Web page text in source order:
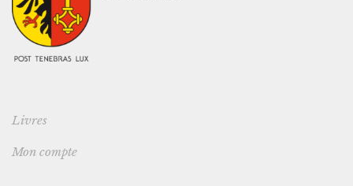
Livres
Mon compte